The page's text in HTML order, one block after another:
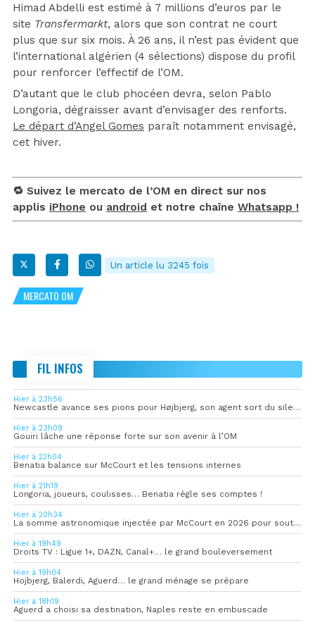
Himad Abdelli est estimé à 7 millions d’euros par le
site Transfermarkt, alors que son contrat ne court
plus que sur six mois. À 26 ans, il n’est pas évident que
l’international algérien (4 sélections) dispose du profil
pour renforcer l’effectif de l’OM.
D’autant que le club phocéen devra, selon Pablo
Longoria, dégraisser avant d’envisager des renforts.
Le départ d’Angel Gomes paraît notamment envisagé,
cet hiver.
🔁 Suivez le mercato de l’OM en direct sur nos
applis iPhone ou android et notre chaîne Whatsapp !
Un article lu 3245 fois
MERCATO OM
FIL INFOS
Hier à 23h56
Newcastle avance ses pions pour Højbjerg, son agent sort du silence
Hier à 23h09
Gouiri lâche une réponse forte sur son avenir à l’OM
Hier à 22h04
Benatia balance sur McCourt et les tensions internes
Hier à 21h19
Longoria, joueurs, coulisses… Benatia règle ses comptes !
Hier à 20h34
La somme astronomique injectée par McCourt en 2026 pour soutenir l’OM
Hier à 19h49
Droits TV : Ligue 1+, DAZN, Canal+… le grand bouleversement
Hier à 19h04
Hojbjerg, Balerdi, Aguerd… le grand ménage se prépare
Hier à 18h19
Aguerd a choisi sa destination, Naples reste en embuscade